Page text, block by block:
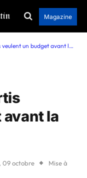
Magazine
un budget avant la fin de l’année”
la
09 octobre Mise à